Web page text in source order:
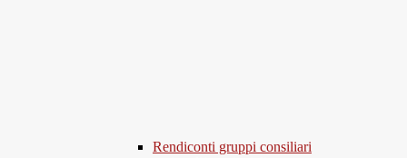
Rendiconti gruppi consiliari